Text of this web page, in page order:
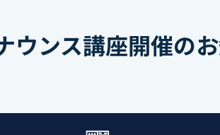
ウンス講座開催の